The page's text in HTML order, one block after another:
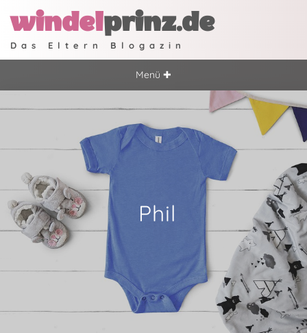
windelprinz.de
Das Eltern Blogazin
Menü ✚
Phil